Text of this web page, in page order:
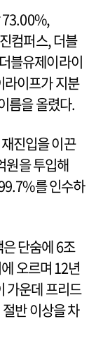
73.00%,
컴퍼스, 더블
블유제이라이
라이프가 지분
름을 올렸다.
진입을 이끈
원을 투입해
를 인수하
단숨에 6조
오르며 12년
가운데 프리드
반 이상을 차